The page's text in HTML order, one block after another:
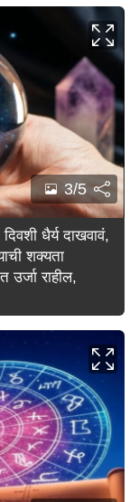
3/5
धैर्य दाखवावं,
शक्यता
राहील,